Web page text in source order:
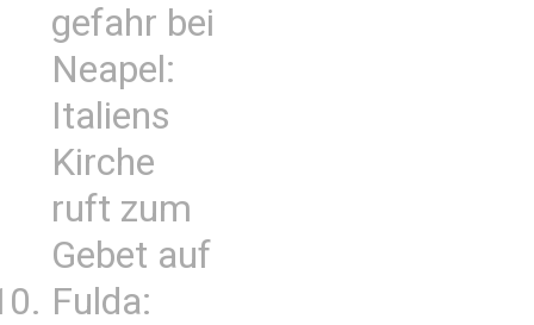
gefahr bei
Neapel:
Italiens
Kirche
ruft zum
Gebet auf
Fulda: